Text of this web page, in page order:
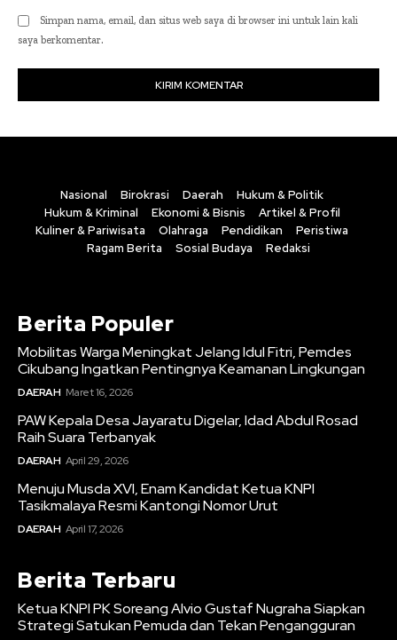
Simpan nama, email, dan situs web saya di browser ini untuk lain kali
saya berkomentar.
Nasional Birokrasi Daerah
Hukum & Politik
Hukum & Kriminal
Ekonomi & Bisnis
Artikel & Profil
Kuliner & Pariwisata
Olahraga Pendidikan
Peristiwa
Ragam Berita
Sosial Budaya Redaksi
Berita Populer
Mobilitas Warga Meningkat Jelang Idul Fitri, Pemdes
Cikubang Ingatkan Pentingnya Keamanan Lingkungan
DAERAH Maret 16, 2026
PAW Kepala Desa Jayaratu Digelar, Idad Abdul Rosad
Raih Suara Terbanyak
DAERAH April 29, 2026
Menuju Musda XVI, Enam Kandidat Ketua KNPI
Tasikmalaya Resmi Kantongi Nomor Urut
DAERAH April 17, 2026
Berita Terbaru
Ketua KNPI PK Soreang Alvio Gustaf Nugraha Siapkan
Strategi Satukan Pemuda dan Tekan Pengangguran